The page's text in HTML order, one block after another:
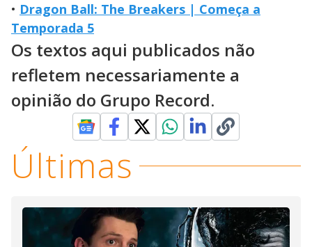
• Dragon Ball: The Breakers | Começa a
Temporada 5
Os textos aqui publicados não
refletem necessariamente a
opinião do Grupo Record.
Últimas